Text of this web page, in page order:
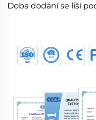
Doba dodání se liší